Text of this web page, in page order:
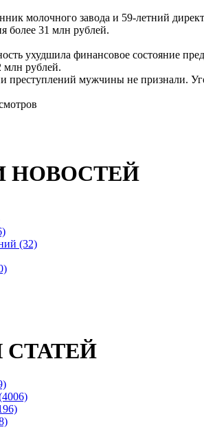
молочного завода и 59-летний
более 31 млн рублей.
ухудшила финансовое состояние
млн рублей.
преступлений мужчины не признали.
НОВОСТЕЙ
(32)
СТАТЕЙ